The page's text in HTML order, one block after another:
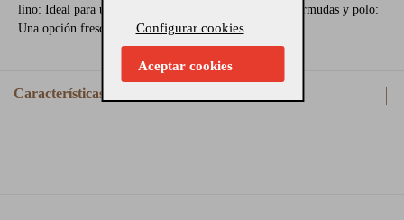
lino: Ideal para un outfit más pulido y versátil o Ccn bermudas y polo:
Una opción fresca y elegante para los días más cálidos.
Características
Configurar cookies
Aceptar cookies